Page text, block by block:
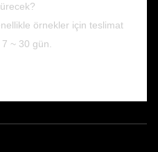
örnekler için teslimat
~ 30 gün.